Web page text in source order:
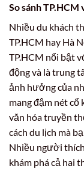
So sánh TP.HCM
Nhiều du khách
TP.HCM hay Hà
TP.HCM nổi bật
động và là trung
ảnh hưởng của
mang đậm nét
văn hóa truyền
cách du lịch mà
Nhiều người
khám phá cả hai